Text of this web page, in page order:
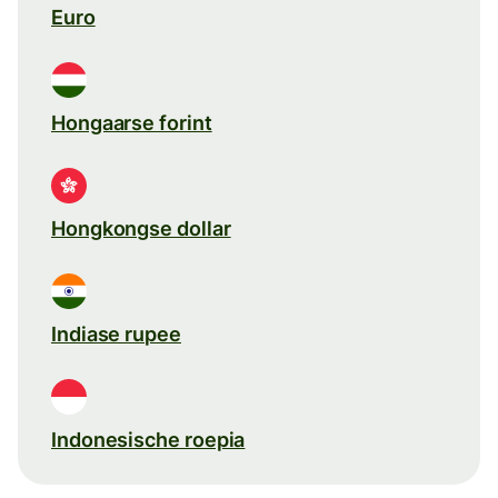
Euro
Hongaarse forint
Hongkongse dollar
Indiase rupee
Indonesische roepia